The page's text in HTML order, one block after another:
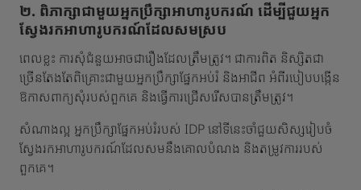
២. ពិភាក្សាជាមួយអ្នកប្រឹក្សាអាហារូបករណ៍ ដើម្បីជួយអ្នក
ស្វែងរកអាហារូបករណ៍ដែលសមស្រប
ពេលខ្លះ ការសុំជំនួយអាចជារឿងដែលត្រឹមត្រូវ។ ជាការពិត និស្សិតជា
ច្រើនតែងតែពិគ្រោះជាមួយអ្នកប្រឹក្សាផ្នែកអប់រំ និងអាជីព អំពីរបៀបបង្កើន
ឱកាសពាក្យសុំរបស់ពួកគេ និងធ្វើការជ្រើសរើសបានត្រឹមត្រូវ។
សំណាងល្អ អ្នកប្រឹក្សាផ្នែកអប់រំរបស់ IDP នៅទីនេះចាំជួយសិស្សរៀបចំ
ស្វែងរកអាហារូបករណ៍ដែលសមនឹងគោលបំណង និងតម្រូវការរបស់
ពួកគេ។